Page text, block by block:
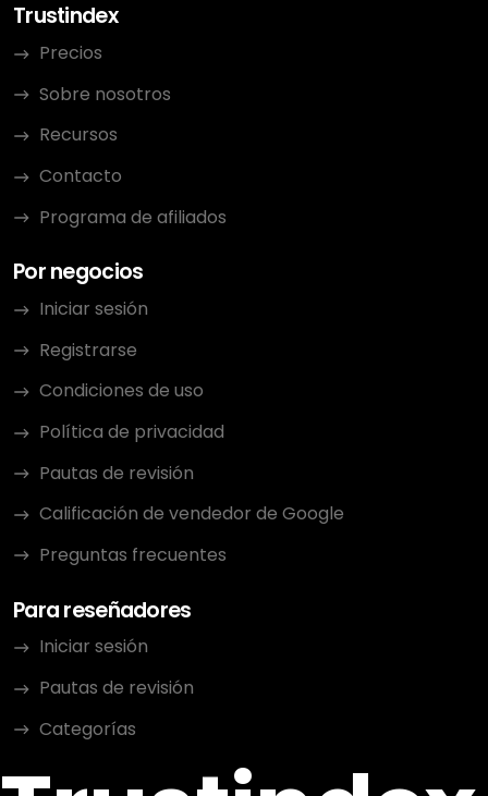
Trustindex
Precios
Sobre nosotros
Recursos
Contacto
Programa de afiliados
Por negocios
Iniciar sesión
Registrarse
Condiciones de uso
Política de privacidad
Pautas de revisión
Calificación de vendedor de Google
Preguntas frecuentes
Para reseñadores
Iniciar sesión
Pautas de revisión
Categorías